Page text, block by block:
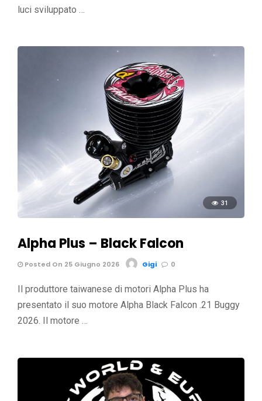
luci sviluppato …
31
Alpha Plus – Black Falcon
Posted On 25 Giugno 2026 Gigi 0
Il produttore taiwanese di motori Alpha Plus ha
presentato il suo motore Alpha Black Falcon .21 Buggy
2026. Il motore …